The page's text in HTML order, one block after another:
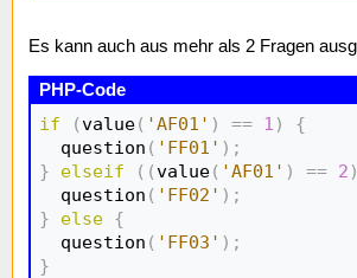
Es kann auch aus mehr als 2 Fragen
if (value( 'AF01' ) == 1 )
{
  question
( 'FF01' ) ;
}
elseif ( (value( 'AF01' ) == 2 )
  question
( 'FF02' ) ;
}
else {
  question
( 'FF03' ) ;
}